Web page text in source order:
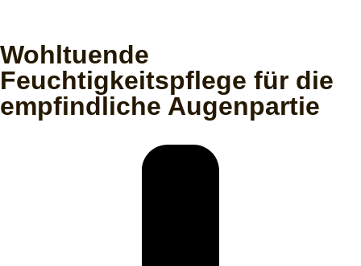
Wohltuende
Feuchtigkeitspflege für die
empfindliche Augenpartie